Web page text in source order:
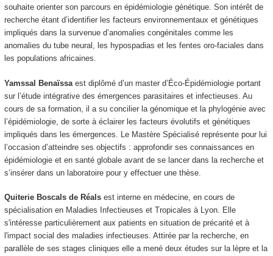
souhaite orienter son parcours en épidémiologie génétique. Son intérêt de
recherche étant d’identifier les facteurs environnementaux et génétiques
impliqués dans la survenue d’anomalies congénitales comme les
anomalies du tube neural, les hypospadias et les fentes oro-faciales dans
les populations africaines.
Yamssal Benaïssaest diplômé d’un master d’Éco-Épidémiologie portant
sur l’étude intégrative des émergences parasitaires et infectieuses. Au
cours de sa formation, il a su concilier la génomique et la phylogénie avec
l’épidémiologie, de sorte à éclairer les facteurs évolutifs et génétiques
impliqués dans les émergences. Le Mastère Spécialisé représente pour lui
l’occasion d’atteindre ses objectifs : approfondir ses connaissances en
épidémiologie et en santé globale avant de se lancer dans la recherche et
s’insérer dans un laboratoire pour y effectuer une thèse.
Quiterie Boscals de Réals est interne en médecine, en cours de
spécialisation en Maladies Infectieuses et Tropicales à Lyon. Elle
s'intéresse particulièrement aux patients en situation de précarité et à
l'impact social des maladies infectieuses. Attirée par la recherche, en
parallèle de ses stages cliniques elle a mené deux études sur la lèpre et la